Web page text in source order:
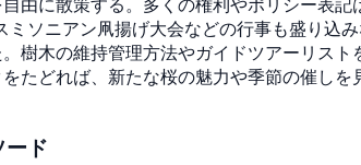
ソニアン凧揚げ大会などの行事も盛り込
樹木の維持管理方法やガイドツアーリスト
たどれば、新たな桜の魅力や季節の催し
ード